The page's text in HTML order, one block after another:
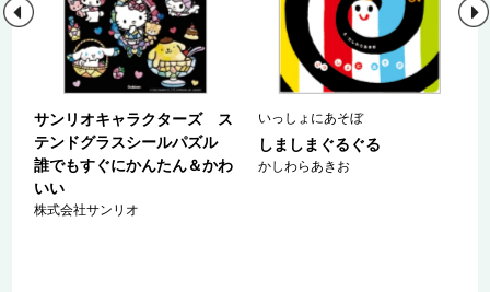
サンリオキャラクターズ ス
テンドグラスシールパズル
誰でもすぐにかんたん＆かわ
いい
株式会社サンリオ
いっしょにあそぼ
しましまぐるぐる
かしわらあきお